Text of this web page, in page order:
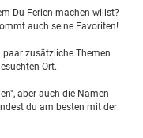
Du Ferien machen willst?
auch seine Favoriten!
zusätzliche Themen
Ort.
aber auch die Namen
du am besten mit der